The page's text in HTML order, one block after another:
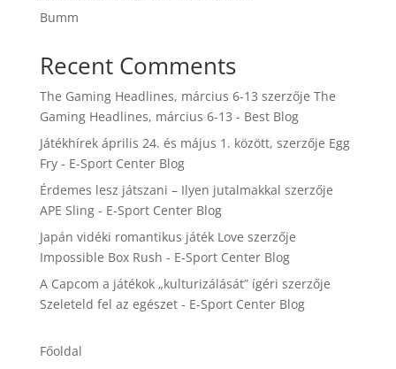
Bumm
Recent Comments
The Gaming Headlines, március 6-13 szerzője The
Gaming Headlines, március 6-13 - Best Blog
Játékhírek április 24. és május 1. között, szerzője Egg
Fry - E-Sport Center Blog
Érdemes lesz játszani – Ilyen jutalmakkal szerzője
APE Sling - E-Sport Center Blog
Japán vidéki romantikus játék Love szerzője
Impossible Box Rush - E-Sport Center Blog
A Capcom a játékok „kulturizálását” ígéri szerzője
Szeleteld fel az egészet - E-Sport Center Blog
Főoldal